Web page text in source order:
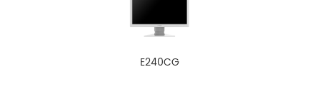
E240CG